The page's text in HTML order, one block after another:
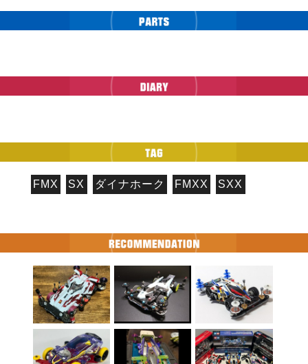
FMX SX ダイナホーク FMXX SXX